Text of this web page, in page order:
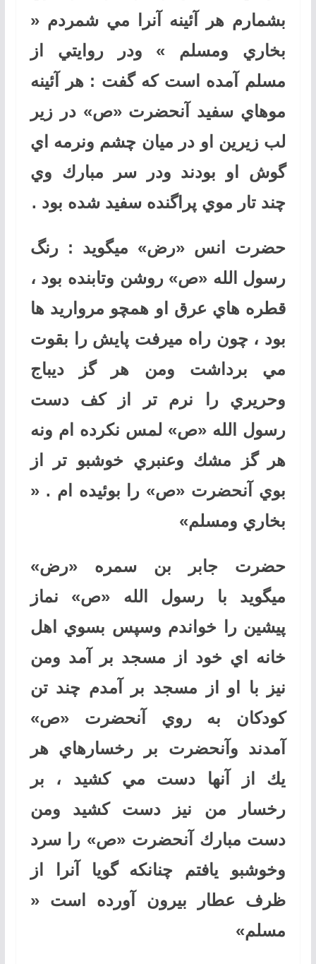
بشمارم هر آئينه آنرا مي شمردم «
بخاري ومسلم » ودر روايتي از
مسلم آمده است كه گفت : هر آئينه
موهاي سفيد آنحضرت «ص» در زير
لب زيرين او در ميان چشم ونرمه اي
گوش او بودند ودر سر مبارك وي
چند تار موي پراگنده سفيد شده بود .
حضرت انس «رض» ميگويد : رنگ
رسول الله «ص» روشن وتابنده بود ،
قطره هاي عرق او همچو مرواريد ها
بود ، چون راه ميرفت پايش را بقوت
مي برداشت ومن هر گز ديباج
وحريري را نرم تر از كف دست
رسول الله «ص» لمس نكرده ام ونه
هر گز مشك وعنبري خوشبو تر از
بوي آنحضرت «ص» را بوئيده ام . «
بخاري ومسلم»
حضرت جابر بن سمره «رض»
ميگويد با رسول الله «ص» نماز
پيشين را خواندم وسپس بسوي اهل
خانه اي خود از مسجد بر آمد ومن
نيز با او از مسجد بر آمدم چند تن
كودكان به روي آنحضرت «ص»
آمدند وآنحضرت بر رخسارهاي هر
يك از آنها دست مي كشيد ، بر
رخسار من نيز دست كشيد ومن
دست مبارك آنحضرت «ص» را سرد
وخوشبو يافتم چنانكه گويا آنرا از
ظرف عطار بيرون آورده است «
مسلم»